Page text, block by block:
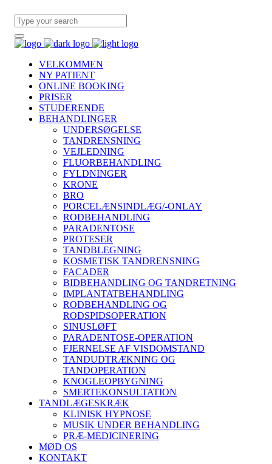
VELKOMMEN
NY PATIENT
ONLINE BOOKING
PRISER
STUDERENDE
BEHANDLINGER
UNDERSØGELSE
TANDRENSNING
VEJLEDNING
FLUORBEHANDLING
FYLDNINGER
KRONE
BRO
PORCELÆNSINDLÆG/-ONLAY
RODBEHANDLING
PARADENTOSE
PROTESER
TANDBLEGNING
KOSMETISK TANDRENSNING
FACADER
BIDBEHANDLING OG TANDRETNING
IMPLANTATBEHANDLING
RODBEHANDLING OG
RODSPIDSOPERATION
SINUSLØFT
PARADENTOSE-OPERATION
FJERNELSE AF VISDOMSTAND
TANDUDTRÆKNING OG
TANDOPERATION
KNOGLEOPBYGNING
SMERTEKONSULTATION
TANDLÆGESKRÆK
KLINISK HYPNOSE
MUSIK UNDER BEHANDLING
PRÆ-MEDICINERING
MØD OS
KONTAKT